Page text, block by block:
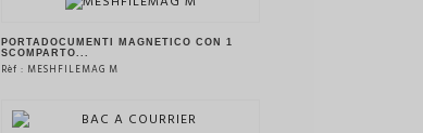
VEDERE IL PRODOTTO
PORTADOCUMENTI MAGNETICO CON 1
SCOMPARTO...
Rèf : MESHFILEMAG M